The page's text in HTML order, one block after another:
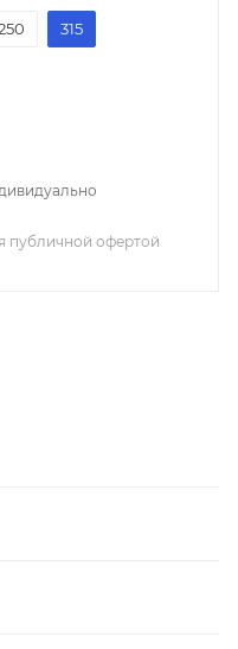
315
публичной офертой